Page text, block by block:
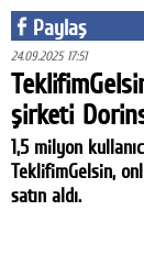
Kültür-
Sağlık
Yazarlar
Künye
Paylaş
24.09.2025 17:51
şirketi
1,5 milyon
TeklifimGelsin,
satın aldı.